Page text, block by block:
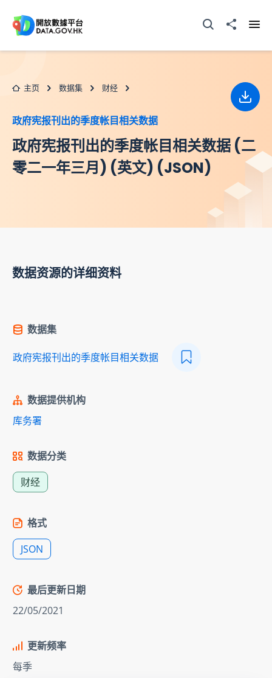
打开搜寻器分享至
主页 数据集 财经
政府宪报刊出的季度帐目相关数据
政府宪报刊出的季度帐目相关数据 (二
零二一年三月) (英文) (JSON)
下载
数据资源的详细资料
数据集
政府宪报刊出的季度帐目相关数据
数据提供机构
库务署
数据分类
财经
格式
JSON
最后更新日期
22/05/2021
更新频率
每季